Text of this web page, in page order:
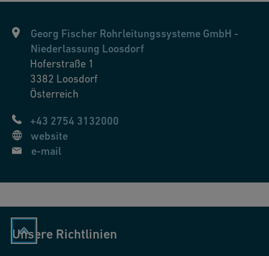
Georg Fischer Rohrleitungssysteme GmbH -
Niederlassung Loosdorf
Hoferstraße 1
3382 Loosdorf
Österreich
+43 2754 3132000
website
e-mail
Unsere Richtlinien